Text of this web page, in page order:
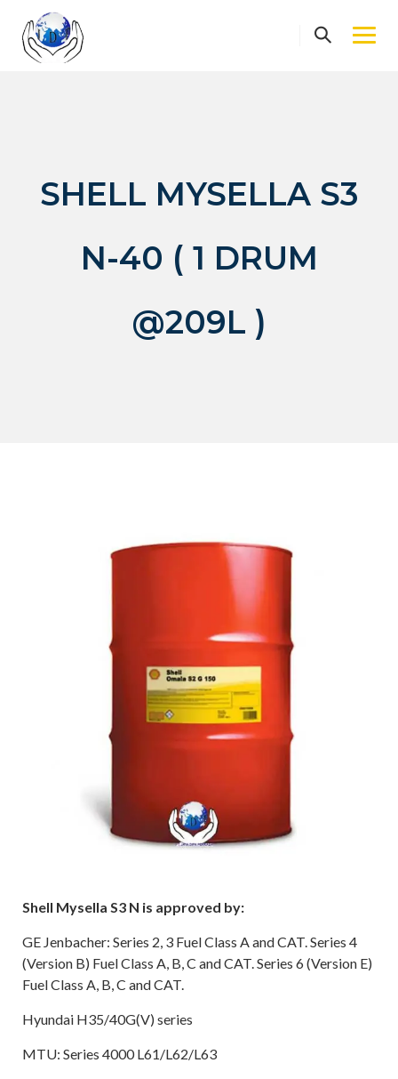
content
SHELL MYSELLA S3
N-40 ( 1 DRUM
@209L )
Shell Mysella S3 N is approved by:
GE Jenbacher: Series 2, 3 Fuel Class A and CAT. Series 4
(Version B) Fuel Class A, B, C and CAT. Series 6 (Version E)
Fuel Class A, B, C and CAT.
Hyundai H35/40G(V) series
MTU: Series 4000 L61/L62/L63